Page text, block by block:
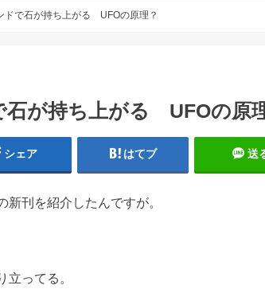
で石が持ち上がる UFOの原理？
が持ち上がる UFOの原
シェア はてブ 送
新刊を紹介したんですが。
立ってる。